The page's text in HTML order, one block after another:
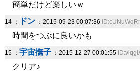
簡単だけど楽しいｗ
14 ： ドン ：2015-09-23 00:07:36
時間をつぶに良いかも
15 ： 宇宙撫子 ：2015-12-27 00:01:55
クリア♪